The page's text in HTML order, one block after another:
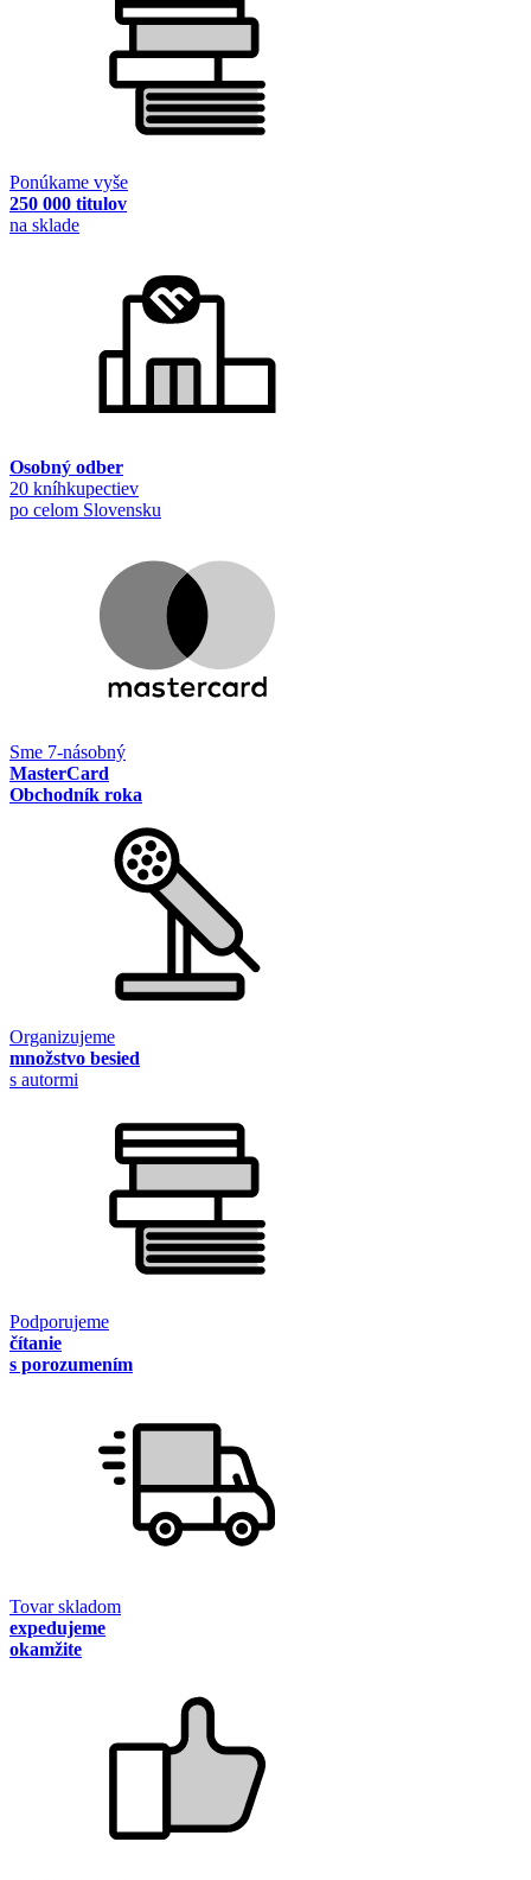
Ponúkame vyše
250 000 titulov
na sklade
Osobný odber
20 kníhkupectiev
po celom Slovensku
Sme 7-násobný
MasterCard
Obchodník roka
Organizujeme
množstvo besied
s autormi
Podporujeme
čítanie
s porozumením
Tovar skladom
expedujeme
okamžite